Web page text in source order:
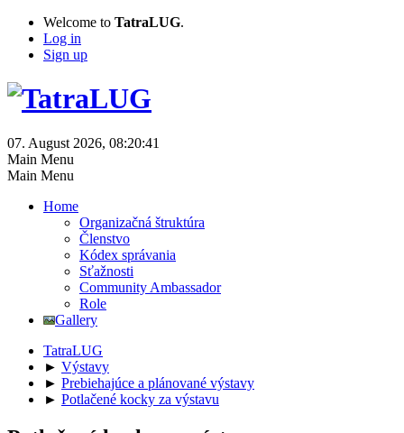
Welcome to TatraLUG.
Log in
Sign up
07. August 2026, 08:20:41
Main Menu
Main Menu
Home
Organizačná štruktúra
Členstvo
Kódex správania
Sťažnosti
Community Ambassador
Role
Gallery
TatraLUG
► Výstavy
► Prebiehajúce a plánované výstavy
► Potlačené kocky za výstavu